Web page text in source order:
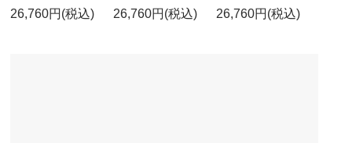
26,760円(税込) 26,760円(税込) 26,760円(税込)